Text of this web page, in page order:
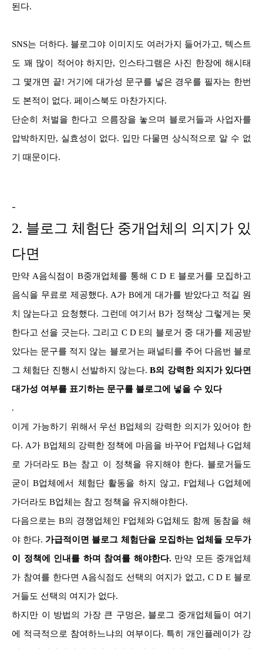
된다.
SNS는 더하다. 블로그야 이미지도 여러가지 들어가고, 텍스트
도 꽤 많이 적어야 하지만, 인스타그램은 사진 한장에 해시태
그 몇개면 끝! 거기에 대가성 문구를 넣은 경우를 필자는 한번
도 본적이 없다. 페이스북도 마찬가지다.
단순히 처벌을 한다고 으름장을 놓으며 블로거들과 사업자를
압박하지만, 실효성이 없다. 입만 다물면 상식적으로 알 수 없
기 때문이다.
-
2. 블로그 체험단 중개업체의 의지가 있
다면
만약 A음식점이 B중개업체를 통해 C D E 블로거를 모집하고
음식을 무료로 제공했다. A가 B에게 대가를 받았다고 적길 원
치 않는다고 요청했다. 그런데 여기서 B가 정책상 그렇게는 못
한다고 선을 긋는다. 그리고 C D E의 블로거 중 대가를 제공받
았다는 문구를 적지 않는 블로거는 패널티를 주어 다음번 블로
그 체험단 진행시 선발하지 않는다.B의 강력한 의지가 있다면
대가성 여부를 표기하는 문구를 블로그에 넣을 수 있다
.
이게 가능하기 위해서 우선 B업체의 강력한 의지가 있어야 한
다. A가 B업체의 강력한 정책에 마음을 바꾸어 F업체나 G업체
로 가더라도 B는 참고 이 정책을 유지해야 한다. 블로거들도
굳이 B업체에서 체험단 활동을 하지 않고, F업체나 G업체에
가더라도 B업체는 참고 정책을 유지해야한다.
다음으로는 B의 경쟁업체인 F업체와 G업체도 함께 동참을 해
야 한다. 가급적이면 블로그 체험단을 모집하는 업체들 모두가
이 정책에 인내를 하며 참여를 해야한다. 만약 모든 중개업체
가 참여를 한다면 A음식점도 선택의 여지가 없고, C D E 블로
거들도 선택의 여지가 없다.
하지만 이 방법의 가장 큰 구멍은, 블로그 중개업체들이 여기
에 적극적으로 참여하느냐의 여부이다. 특히 개인플레이가 강